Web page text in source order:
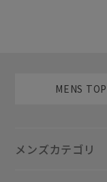
MENS TOP
メンズカテゴリ